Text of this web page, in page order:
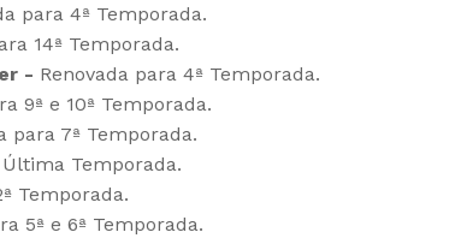
para 4ª Temporada.
14ª Temporada.
- Renovada para 4ª Temporada.
9ª e 10ª Temporada.
para 7ª Temporada.
Última Temporada.
Temporada.
5ª e 6ª Temporada.